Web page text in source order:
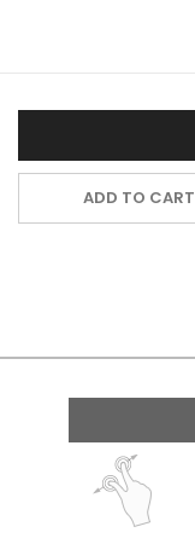
ADD TO CART